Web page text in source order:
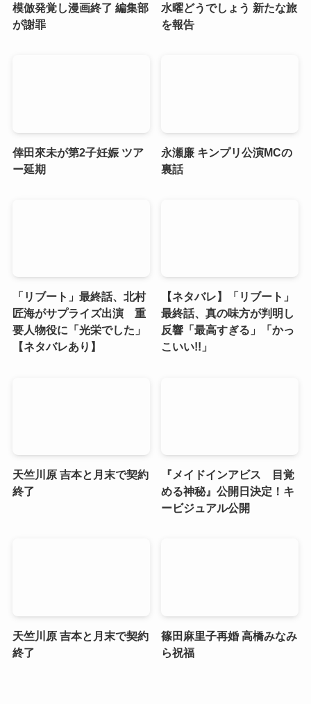
模倣発覚し漫画終了 編集部
が謝罪
水曜どうでしょう 新たな旅
を報告
倖田來未が第2子妊娠 ツア
ー延期
永瀬廉 キンプリ公演MCの
裏話
「リブート」最終話、北村
匠海がサプライズ出演 重
要人物役に「光栄でした」
【ネタバレあり】
【ネタバレ】「リブート」
最終話、真の味方が判明し
反響「最高すぎる」「かっ
こいい!!」
天竺川原 吉本と月末で契約
終了
『メイドインアビス 目覚
める神秘』公開日決定！キ
ービジュアル公開
天竺川原 吉本と月末で契約
終了
篠田麻里子再婚 高橋みなみ
ら祝福